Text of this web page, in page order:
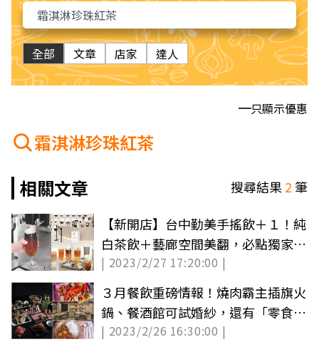
全部 文章 店家 達人
只顯示優惠
霜淇淋珍珠紅茶
相關文章
搜尋結果2筆
【新開店】台中勤美手搖飲＋１！純
白茶飲＋藝廊空間美翻，必點獨家霜
淇淋飲
| 2023/2/27 17:20:00 |
３月餐飲重磅情報！燒肉霸主插旗火
鍋、餐酒館可試婚紗，還有「零食夾
到爽」
| 2023/2/26 16:30:00 |